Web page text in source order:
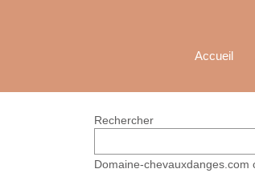
Accueil
Rechercher
Domaine-chevauxdanges.com